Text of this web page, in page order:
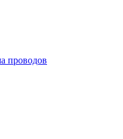
проводов